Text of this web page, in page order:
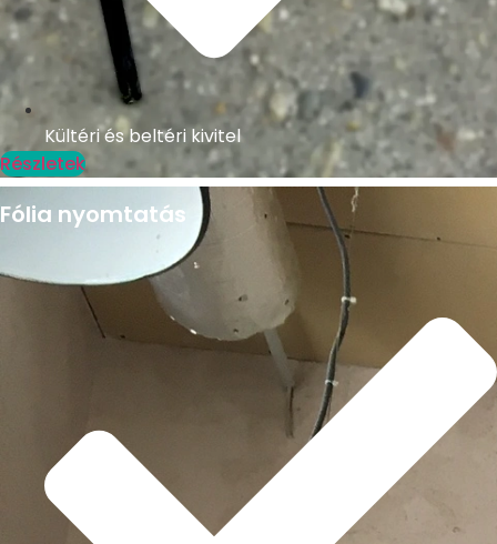
Kültéri és beltéri kivitel
Részletek
Fólia nyomtatás